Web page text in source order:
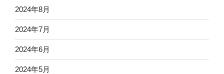
2024年8月
2024年7月
2024年6月
2024年5月